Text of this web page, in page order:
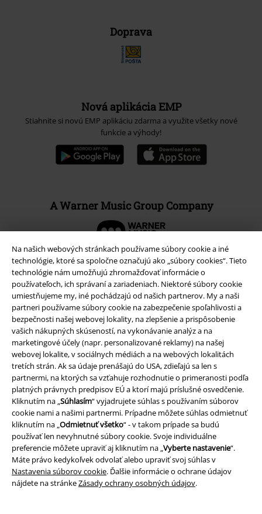
Na našich webových stránkach používame súbory cookie a iné
technológie, ktoré sa spoločne označujú ako „súbory cookies“. Tieto
technológie nám umožňujú zhromažďovať informácie o
používateľoch, ich správaní a zariadeniach. Niektoré súbory cookie
umiestňujeme my, iné pochádzajú od našich partnerov. My a naši
partneri používame súbory cookie na zabezpečenie spoľahlivosti a
bezpečnosti našej webovej lokality, na zlepšenie a prispôsobenie
vašich nákupných skúseností, na vykonávanie analýz a na
marketingové účely (napr. personalizované reklamy) na našej
webovej lokalite, v sociálnych médiách a na webových lokalitách
tretích strán. Ak sa údaje prenášajú do USA, zdieľajú sa len s
partnermi, na ktorých sa vzťahuje rozhodnutie o primeranosti podľa
platných právnych predpisov EÚ a ktorí majú príslušné osvedčenie.
Kliknutím na „Súhlasím“ vyjadrujete súhlas s používaním súborov
cookie nami a našimi partnermi. Prípadne môžete súhlas odmietnuť
kliknutím na „Odmietnuť všetko“ - v takom prípade sa budú
používať len nevyhnutné súbory cookie. Svoje individuálne
preferencie môžete upraviť aj kliknutím na „Vyberte nastavenie“.
Máte právo kedykoľvek odvolať alebo upraviť svoj súhlas v
Nastavenia súborov cookie. Ďalšie informácie o ochrane údajov
nájdete na stránkeZásady ochrany osobných údajov.
Doprava
Nová aplikácia EMP
Stiahnite si novú EMP aplikáciu zdarma a využite všetky nové
funkcie a výhody!
A Warner Music Group Company
Právne informácie
Podmienky
Imprint
Ochrana osobných údajov
Likvidácia odpadu a ochrana životného prostredia